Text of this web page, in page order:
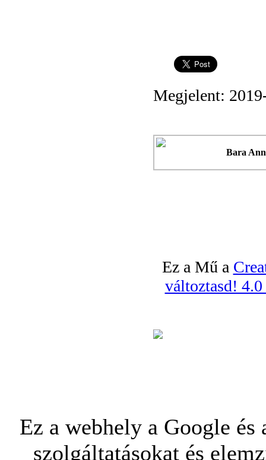
Megjelent:
Bara
Ez a Mű a
változtasd!
Ez a webhely a Google
szolgáltatásokat és